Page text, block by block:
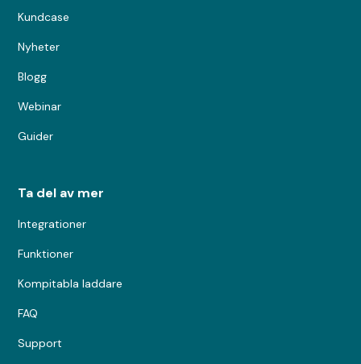
Kundcase
Nyheter
Blogg
Webinar
Guider
Ta del av mer
Integrationer
Funktioner
Kompitabla laddare
FAQ
Support